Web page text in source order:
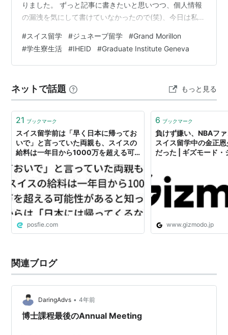
りました。 ずっと記事に書きたいと思いつつ、個人情報
の漏洩を気にして書けていなかったので(笑)、今日は私が
などまとめたいと思います！私が寮に申し込む際もなか
なかIHEIDの寮についてのレビューなど見つからなかった
ので、今回は良いところも悪いところも、本音で書いて
正式名称はちょっ…
#スイス留学 #ジュネーブ留学 #Grand Morillon
#学生寮生活 #IHEID #Graduate Institute Geneva
ネットで話題 もっと見る
21 ブックマーク
スイス留学前は「早く日本に帰ってお
いで」と言っていた両親も、スイスの
給料は一年目から1000万を超える可
帰ってくるな、スイスにしがみつけ」
posfie.com
6 ブックマーク
負けず嫌い、NBAフ
スイス留学中の金正
だった | ギズモード・
www.gizmodo.jp
関連ブログ
DaringAdvs • 4年前
博士課程最後のAnnual Meeting